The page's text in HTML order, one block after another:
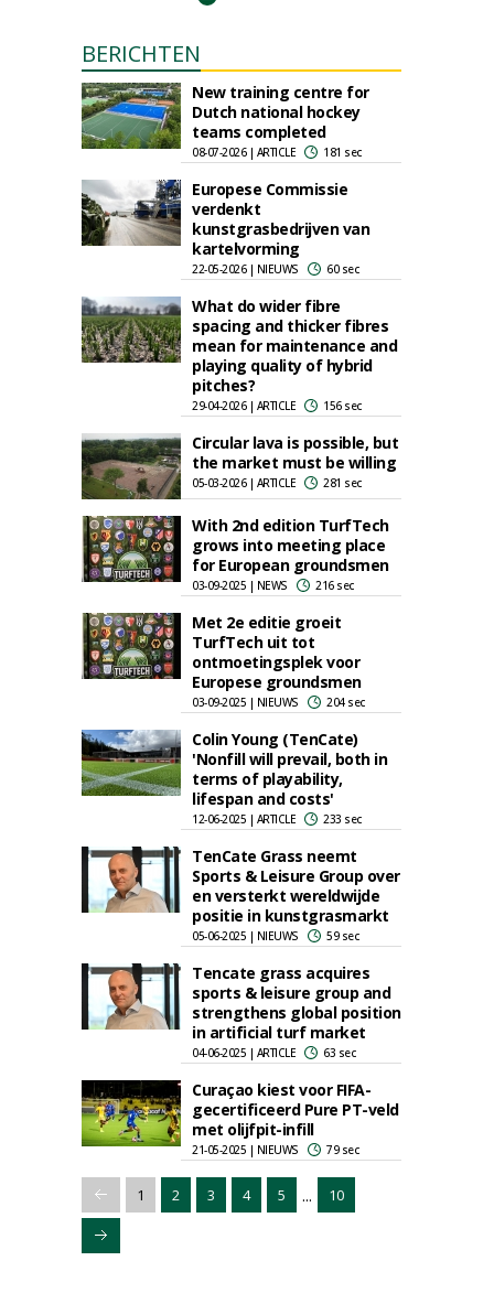
BERICHTEN
New training centre for
Dutch national hockey
teams completed
08-07-2026 | ARTICLE 181 sec
Europese Commissie
verdenkt
kunstgrasbedrijven van
kartelvorming
22-05-2026 | NIEUWS 60 sec
What do wider fibre
spacing and thicker fibres
mean for maintenance and
playing quality of hybrid
pitches?
29-04-2026 | ARTICLE 156 sec
Circular lava is possible, but
the market must be willing
05-03-2026 | ARTICLE 281 sec
With 2nd edition TurfTech
grows into meeting place
for European groundsmen
03-09-2025 | NEWS 216 sec
Met 2e editie groeit
TurfTech uit tot
ontmoetingsplek voor
Europese groundsmen
03-09-2025 | NIEUWS 204 sec
Colin Young (TenCate)
'Nonfill will prevail, both in
terms of playability,
lifespan and costs'
12-06-2025 | ARTICLE 233 sec
TenCate Grass neemt
Sports & Leisure Group over
en versterkt wereldwijde
positie in kunstgrasmarkt
05-06-2025 | NIEUWS 59 sec
Tencate grass acquires
sports & leisure group and
strengthens global position
in artificial turf market
04-06-2025 | ARTICLE 63 sec
Curaçao kiest voor FIFA-
gecertificeerd Pure PT-veld
met olijfpit-infill
21-05-2025 | NIEUWS 79 sec
1 2 3 4 5 ... 10